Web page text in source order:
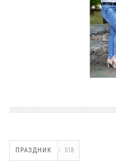
ПРАЗДНИК 518